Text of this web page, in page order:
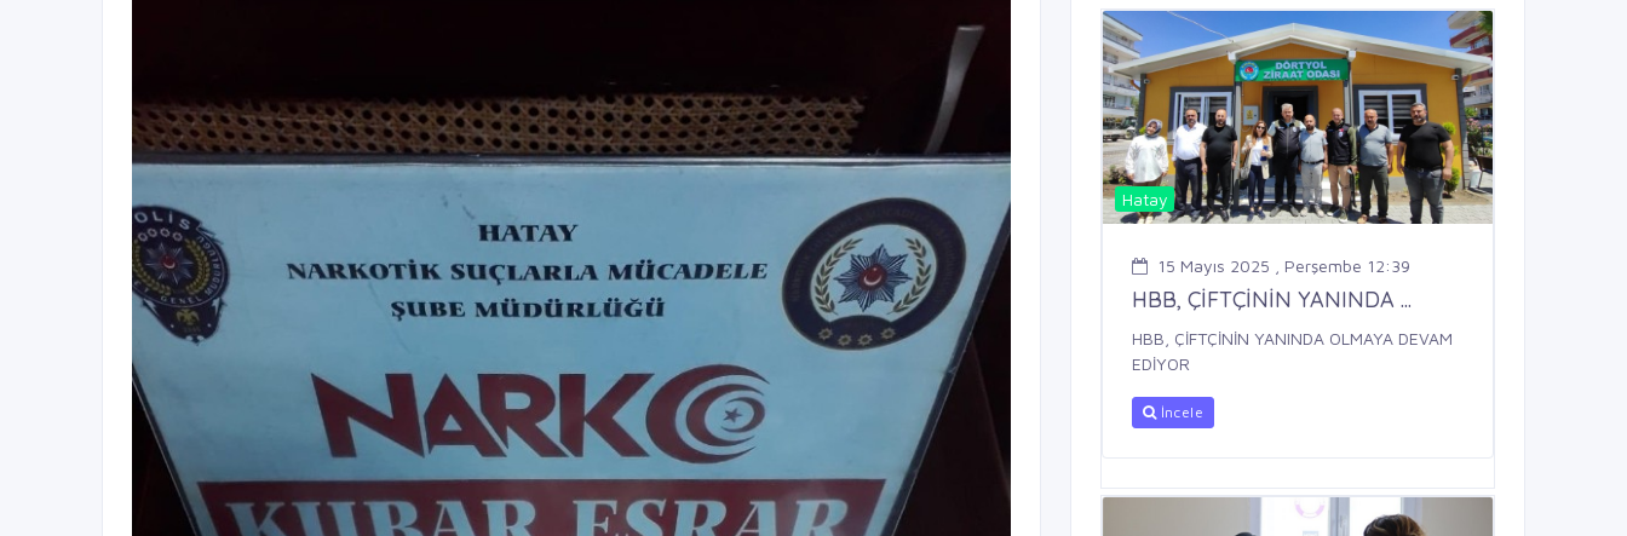
Hatay
15 Mayıs 2025 , Perşembe 12:39
HBB, ÇİFTÇİNİN YANINDA ...
HBB, ÇİFTÇİNİN YANINDA OLMAYA DEVAM
EDİYOR
İncele